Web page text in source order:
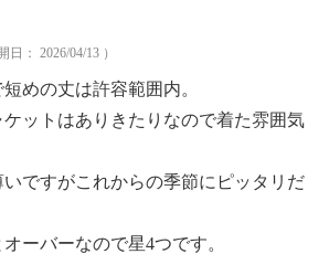
日： 2026/04/13 ）
めの丈は許容範囲内。
ットはありきたりなので着た雰囲気
ですがこれからの季節にピッタリだ
ーバーなので星4つです。